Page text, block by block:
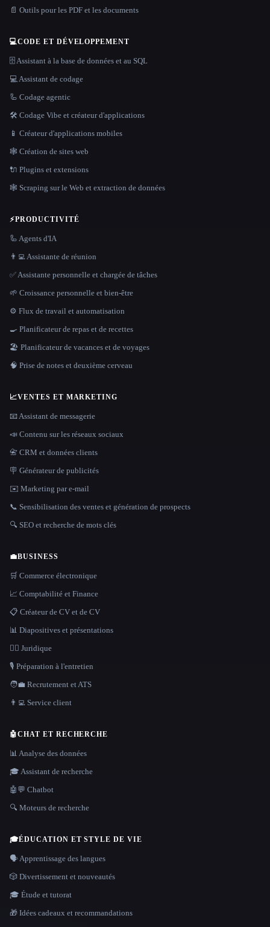
📄 Outils pour les PDF et les documents
💻CODE ET DÉVELOPPEMENT
🗄️ Assistant à la base de données et au SQL
💻 Assistant de codage
🦾 Codage agentic
🛠️ Codage Vibe et créateur d'applications
📱 Créateur d'applications mobiles
🕸 Création de sites web
🔌 Plugins et extensions
🕸️ Scraping sur le Web et extraction de données
⚡PRODUCTIVITÉ
🦾 Agents d'IA
👨‍💻 Assistante de réunion
✅ Assistante personnelle et chargée de tâches
🌱 Croissance personnelle et bien-être
⚙️ Flux de travail et automatisation
🍳 Planificateur de repas et de recettes
🏖 Planificateur de vacances et de voyages
🧠 Prise de notes et deuxième cerveau
📈VENTES ET MARKETING
📧 Assistant de messagerie
📣 Contenu sur les réseaux sociaux
📇 CRM et données clients
🪧 Générateur de publicités
✉️ Marketing par e-mail
📞 Sensibilisation des ventes et génération de prospects
🔍 SEO et recherche de mots clés
💼BUSINESS
🛒 Commerce électronique
📈 Comptabilité et Finance
📋 Créateur de CV et de CV
📊 Diapositives et présentations
👩‍⚖️ Juridique
🎙️ Préparation à l'entretien
🧑‍💼 Recrutement et ATS
👨‍💻 Service client
🤖CHAT ET RECHERCHE
📊 Analyse des données
🎓 Assistant de recherche
🤖💬 Chatbot
🔍 Moteurs de recherche
🎓ÉDUCATION ET STYLE DE VIE
🗣️ Apprentissage des langues
🎲 Divertissement et nouveautés
🎓 Étude et tutorat
🎁 Idées cadeaux et recommandations